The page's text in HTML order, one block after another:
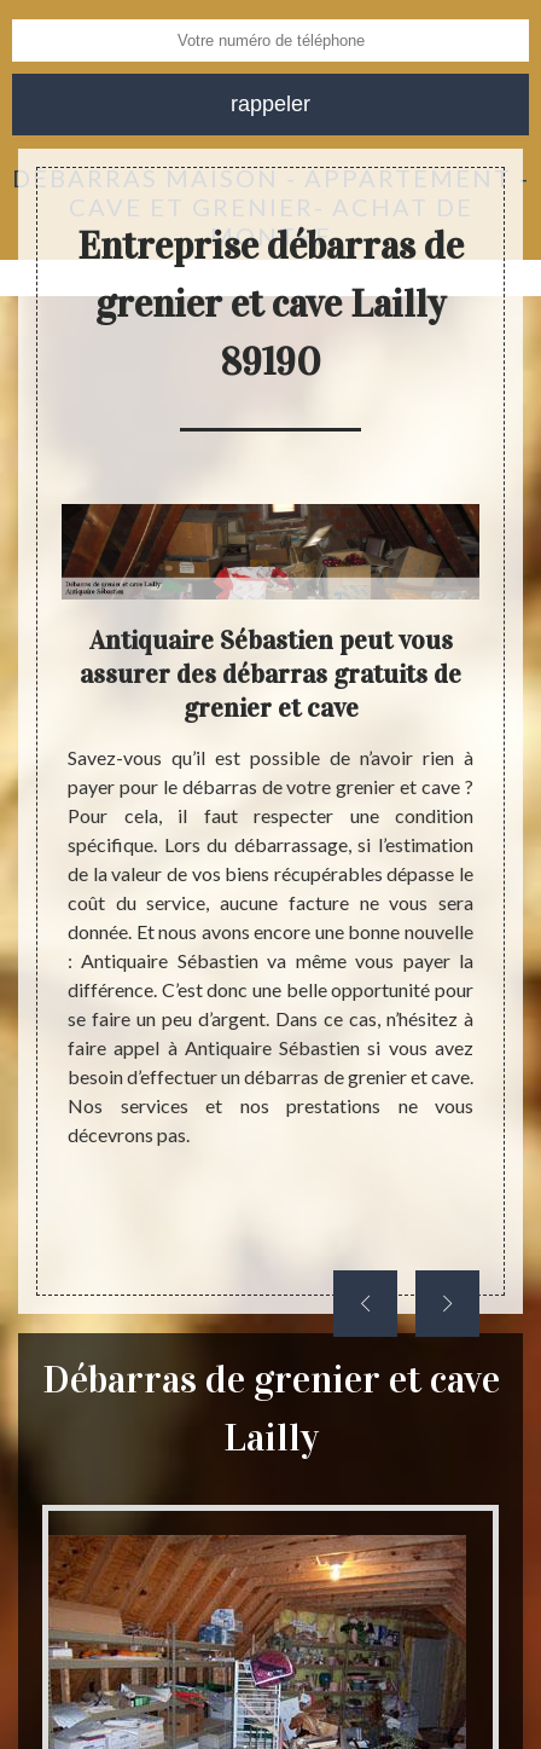
DÉBARRAS MAISON - APPARTEMENT -
CAVE ET GRENIER- ACHAT DE
MONTRE
Entreprise débarras de
grenier et cave Lailly
89190
de
le
nos
et
nous
nos
les
Antiquaire Sébastien peut vous
assurer des débarras gratuits de
grenier et cave
Savez-vous qu’il est possible de n’avoir rien à
payer pour le débarras de votre grenier et cave ?
Pour cela, il faut respecter une condition
spécifique. Lors du débarrassage, si l’estimation
de la valeur de vos biens récupérables dépasse le
coût du service, aucune facture ne vous sera
donnée. Et nous avons encore une bonne nouvelle
: Antiquaire Sébastien va même vous payer la
différence. C’est donc une belle opportunité pour
se faire un peu d’argent. Dans ce cas, n’hésitez à
faire appel à Antiquaire Sébastien si vous avez
besoin d’effectuer un débarras de grenier et cave.
Nos services et nos prestations ne vous
décevrons pas.
vos
de
de
les
les
Débarras de grenier et cave
Lailly